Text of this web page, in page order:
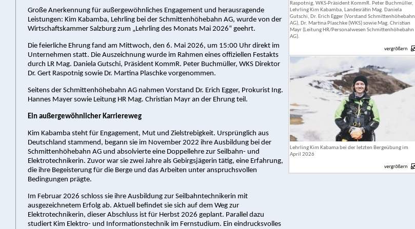
Große Anerkennung für außergewöhnliches Engagement und herausragende
Leistungen: Kim Kabamba, Lehrling bei der Schmittenhöhebahn AG, wurde von der
Wirtschaftskammer Salzburg zum „Lehrling des Monats Mai 2026“ geehrt.
Die feierliche Ehrung fand am Mittwoch, den 6. Mai 2026, um 15:00 Uhr direkt im
Unternehmen statt. Die Auszeichnung wurde im Rahmen eines offiziellen Festakts
durch LR Mag. Daniela Gutschi, Präsident KommR. Peter Buchmüller, WKS Direktor
Dr. Gert Raspotnig sowie Dr. Martina Plaschke vorgenommen.
Seitens der Schmittenhöhebahn AG nahmen Vorstand Dr. Erich Egger, Prokurist Ing.
Hannes Mayer sowie Leitung HR Mag. Christian Mayr an der Ehrung teil.
Ein außergewöhnlicher Karriereweg
Kim Kabamba steht für Engagement, Mut und Zielstrebigkeit. Ursprünglich aus
Deutschland stammend, begann sie im November 2022 ihre Ausbildung bei der
Schmittenhöhebahn AG und absolvierte eine Doppellehre zur Seilbahn- und
Elektrotechnikerin. Zuvor war sie zwei Jahre als Gebirgsjägerin tätig, eine Erfahrung,
die ihre Begeisterung für die Berge und das Arbeiten unter anspruchsvollen
Bedingungen prägte.
Im Februar 2026 schloss sie ihre Ausbildung zur Seilbahntechnikerin mit
ausgezeichnetem Erfolg ab. Aktuell befindet sie sich auf dem Weg zur
Elektrotechnikerin, dieser Abschluss ist für Herbst 2026 geplant. Parallel dazu
studiert Kim Elektro- und Informationstechnik im Fernstudium. Ein eindrucksvolles
Raspotnig, WKS-Präsident KommR. Peter Buchmüller,
Lehrling Kim Kabamba, Landesrätin Mag. Daniela
Gutschi, Dr. Erich Egger (Vorstand Schmittenhöhebahn
AG), Dr. Martina Plaschke (WKS) sowie Mag. Christian
Mayr (Leitung HR/Personalwesen Schmittenhöhebahn
AG).
Lehrling Kim Kabama bei der letzten Bergeübung im
April 2026